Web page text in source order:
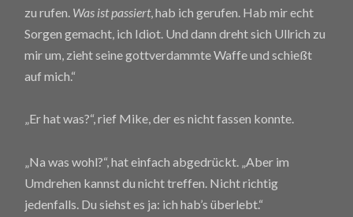
zu rufen. Was ist passiert, hab ich gerufen. Hab mir echt
Sorgen gemacht, ich Idiot. Und dann dreht sich Ullrich zu
mir um, zieht seine gottverdammte Waffe und schießt
auf mich.“
„Er hat was?“, rief Mike, der es nicht fassen konnte.
„Na was wohl?“, hat einfach abgedrückt. „Aber im
Umdrehen kannst du nicht treffen. Nicht richtig
jedenfalls. Du siehst es ja: ich hab’s überlebt.“